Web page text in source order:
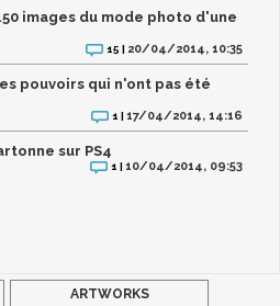
images du mode photo d'une
15 | 20/04/2014, 10:35
pouvoirs qui n'ont pas été
1 |17/04/2014, 14:16
sur PS4
1 |10/04/2014, 09:53
ARTWORKS